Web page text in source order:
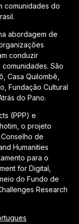
comunidades do
abordagem de
conduzir
São
Casa Quilombê,
Fundação Cultural
do Pano.
(PPP) e
o projeto
de
Humanities
para o
for Digital,
do Fundo de
Research